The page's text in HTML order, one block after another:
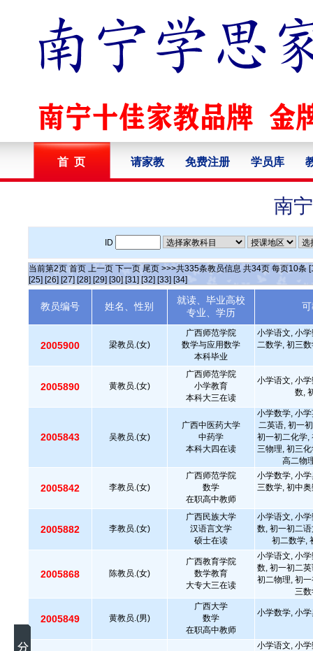
首 页 请家教 免费注册 学员库
南
ID
当前第2页 首页 上一页 下一页 尾页 >>>共335条教员信息 共34页 每页10条
[25] [26] [27] [28] [29] [30] [31] [32] [33] [34]
教员编号 姓名、性别
就读、毕业高校
专业、学历
2005900 梁教员.(女)
广西师范学院
数学与应用数学
本科毕业
小学语文, 小
二数学, 初三
2005890 黄教员.(女)
广西师范学院
小学教育
本科大三在读
小学语文, 小
数,
2005843 吴教员.(女)
广西中医药大学
中药学
本科大四在读
小学数学, 小
二英语, 初一
初一初二化学,
三物理, 初三
高二物
2005842 李教员.(女)
广西师范学院
数学
在职高中教师
小学数学, 小
三数学, 初中
2005882 李教员.(女)
广西民族大学
汉语言文学
硕士在读
小学语文, 小
数, 初一初二
初二数学,
2005868 陈教员.(女)
广西教育学院
数学教育
大专大三在读
小学语文, 小
数, 初一初二
初二物理, 初
三
2005849 黄教员.(男)
广西大学
数学
在职高中教师
小学数学, 小
小学语文, 小